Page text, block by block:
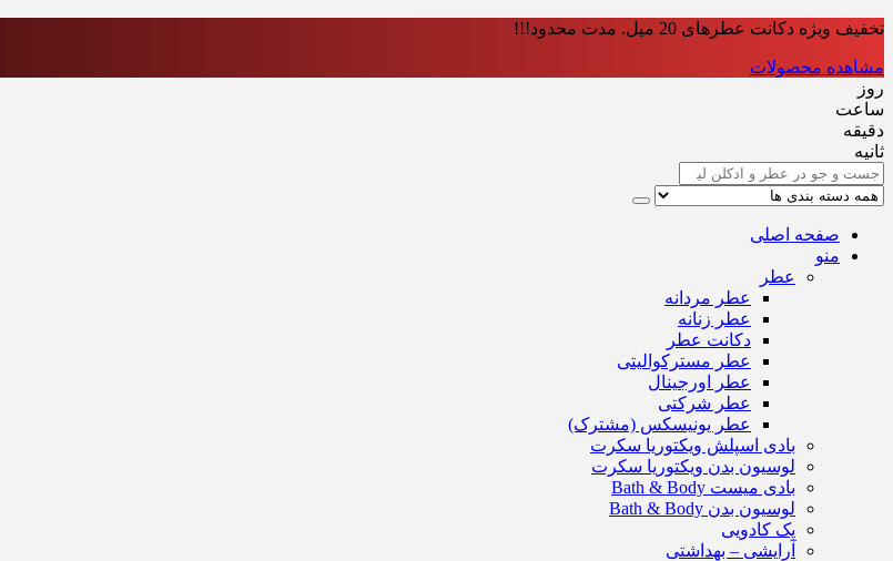
تخفیف ویژه دکانت عطرهای 20 میل. مدت محدود!!!
مشاهده محصولات
روز
ساعت‌
دقیقه
ثانیه
صفحه اصلی
منو
عطر
عطر مردانه
عطر زنانه
دکانت عطر
عطر مسترکوالیتی
عطر اورجینال
عطر شرکتی
عطر یونیسکس (مشترک)
بادی اسپلش ویکتوریا سکرت
لوسیون بدن ویکتوریا سکرت
بادی میست Bath & Body
لوسیون بدن Bath & Body
پک کادویی
آرایشی – بهداشتی